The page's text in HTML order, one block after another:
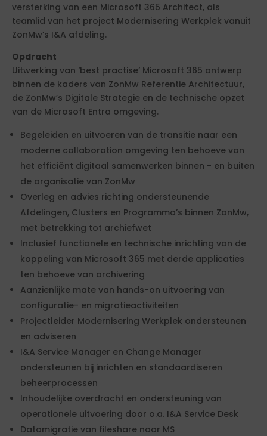
versterking van een Microsoft 365 Architect, als
teamlid van het project Modernisering Werkplek vanuit
ZonMw’s I&A afdeling.
Opdracht
Uitwerking van ‘best practise’ Microsoft 365 ontwerp
binnen de kaders van ZonMw Referentie Architectuur,
de ZonMw’s Digitale Strategie en de technische opzet
van de Microsoft Entra omgeving.
Begeleiden en uitvoeren van de transitie naar een
moderne collaboration omgeving ten behoeve van
het efficiënt digitaal samenwerken binnen - en buiten
de organisatie van ZonMw
Overleg en advies richting ondersteunende
Afdelingen, Clusters en Programma’s binnen ZonMw,
met betrekking tot archiefwet
Inclusief functionele en technische inrichting van de
koppeling van Microsoft 365 met derde applicaties
ten behoeve van archivering
Aanzienlijke mate van hands-on uitvoering van
configuratie- en migratieactiviteiten
Projectleider Modernisering Werkplek ondersteunen
en adviseren
I&A Service Manager en Change Manager
ondersteunen bij inrichten en standaardiseren
beheerprocessen
Inhoudelijke overdracht en ondersteuning van
operationele uitvoering door o.a. I&A Service Desk
Datamigratie van fileshare naar MS